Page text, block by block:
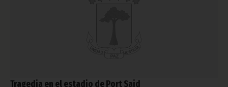
Tragedia en el estadio de Port Said